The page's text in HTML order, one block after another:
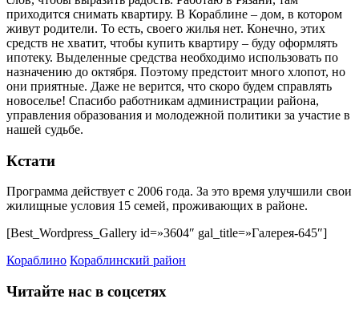
приходится снимать квартиру. В Кораблине – дом, в котором
живут родители. То есть, своего жилья нет. Конечно, этих
средств не хватит, чтобы купить квартиру – буду оформлять
ипотеку. Выделенные средства необходимо использовать по
назначению до октября. Поэтому предстоит много хлопот, но
они приятные. Даже не верится, что скоро будем справлять
новоселье! Спасибо работникам администрации района,
управления образования и молодежной политики за участие в
нашей судьбе.
Кстати
Программа действует с 2006 года. За это время улучшили свои
жилищные условия 15 семей, проживающих в районе.
[Best_Wordpress_Gallery id=»3604″ gal_title=»Галерея-645″]
Кораблино Кораблинский район
Читайте нас в соцсетях